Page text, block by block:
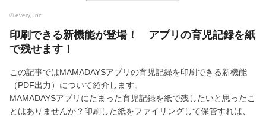
© every, Inc.
印刷できる新機能が登場！ アプリの育児記録を紙
で残せます！
この記事ではMAMADAYSアプリの育児記録を印刷できる新機能
（PDF出力）について紹介します。
MAMADAYSアプリにたまった育児記録を紙で残したいと思ったこ
とはありませんか？印刷した紙をファイリングして保管すれば、